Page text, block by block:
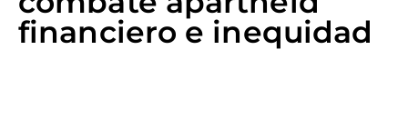
financiero e inequidad